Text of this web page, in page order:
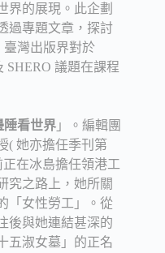
界的展現。此企劃
過專題文章，探討
臺灣出版界對於
SHERO 議題在課程
陲看世界 」。編輯團
( 她亦擔任季刊第
在冰島擔任領港工
究之路上，她所關
「女性勞工」。從
後與她連結甚深的
五淑女墓」的正名